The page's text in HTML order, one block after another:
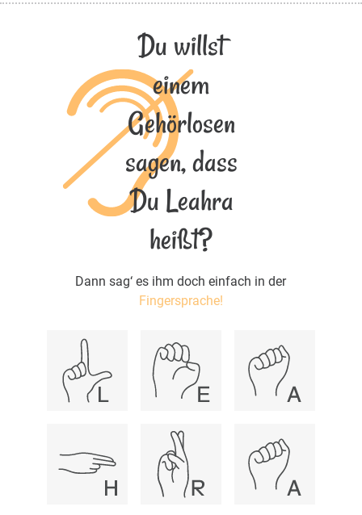
Du willst
einem
Gehörlosen
sagen, dass
Du Leahra
heißt?
Dann sag‘ es ihm doch einfach in der
Fingersprache!